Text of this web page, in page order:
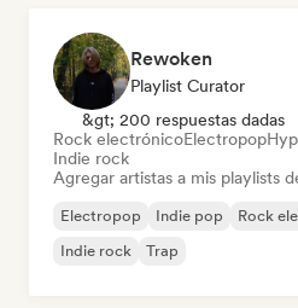
Rewoken
Playlist Curator
&gt; 200 respuestas dadas
Rock electrónicoElectropop
Indie rock
Agregar artistas a mis playlists
Electropop Indie pop Rock
Indie rock
Trap